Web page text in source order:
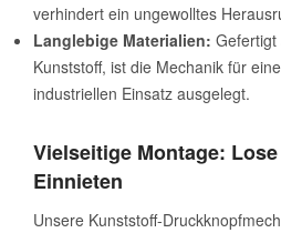
verhindert ein ungewolltes
Langlebige Materialien: Gefertigt
Kunststoff, ist die Mechanik für
industriellen Einsatz ausgelegt.
Vielseitige Montage:
Einnieten
Unsere Kunststoff-